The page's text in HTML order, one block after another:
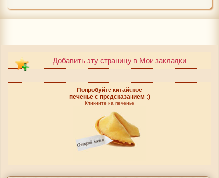
Добавить эту страницу в Мои закладки
Попробуйте китайское
печенье с предсказанием :)
Кликните на печенье